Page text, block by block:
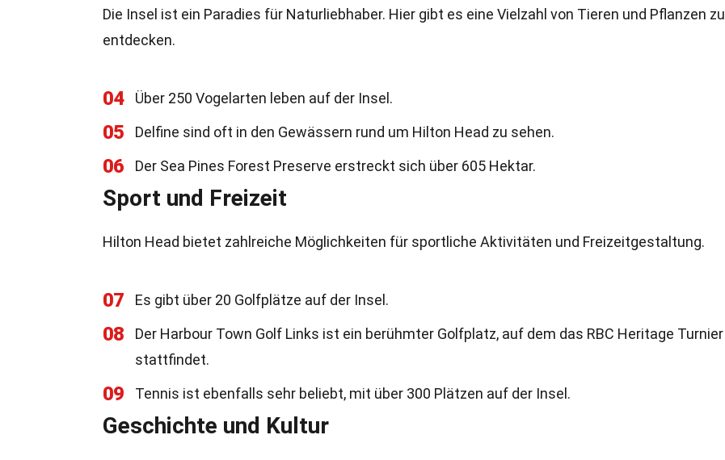
Die Insel ist ein Paradies für Naturliebhaber. Hier gibt es eine Vielzahl von Tieren und Pflanzen zu
entdecken.
04 Über 250 Vogelarten leben auf der Insel.
05 Delfine sind oft in den Gewässern rund um Hilton Head zu sehen.
06 Der Sea Pines Forest Preserve erstreckt sich über 605 Hektar.
Sport und Freizeit
Hilton Head bietet zahlreiche Möglichkeiten für sportliche Aktivitäten und Freizeitgestaltung.
07 Es gibt über 20 Golfplätze auf der Insel.
08
Der Harbour Town Golf Links ist ein berühmter Golfplatz, auf dem das RBC Heritage Turnier
stattfindet.
09 Tennis ist ebenfalls sehr beliebt, mit über 300 Plätzen auf der Insel.
Geschichte und Kultur